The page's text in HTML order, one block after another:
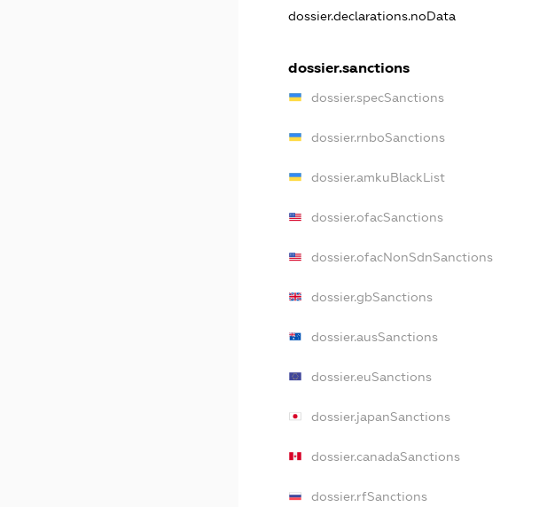
dossier.declarations.noData
dossier.sanctions
dossier.specSanctions
dossier.rnboSanctions
dossier.amkuBlackList
dossier.ofacSanctions
dossier.ofacNonSdnSanctions
dossier.gbSanctions
dossier.ausSanctions
dossier.euSanctions
dossier.japanSanctions
dossier.canadaSanctions
dossier.rfSanctions